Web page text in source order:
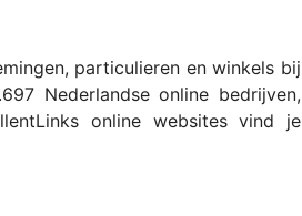
particulieren en winkels bij
Nederlandse online bedrijven,
online websites vind je